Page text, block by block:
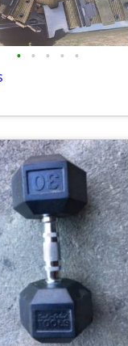
• • • • •